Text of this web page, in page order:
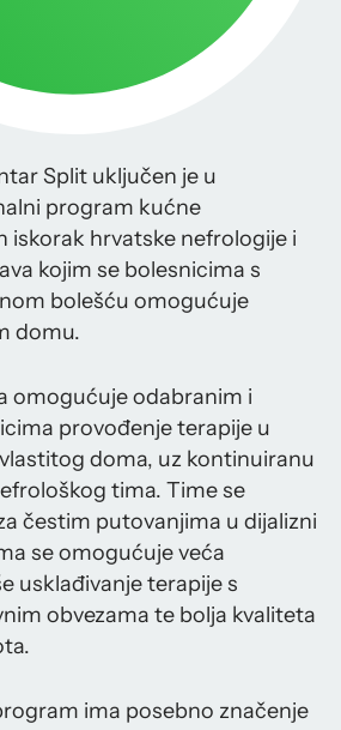
Split uključen je u
program kućne
iskorak hrvatske nefrologije i
kojim se bolesnicima s
bolešću omogućuje
domu.
omogućuje odabranim i
provođenje terapije u
doma, uz kontinuiranu
tima. Time se
čestim putovanjima u dijalizni
se omogućuje veća
usklađivanje terapije s
obvezama te bolja kvaliteta
ima posebno značenje